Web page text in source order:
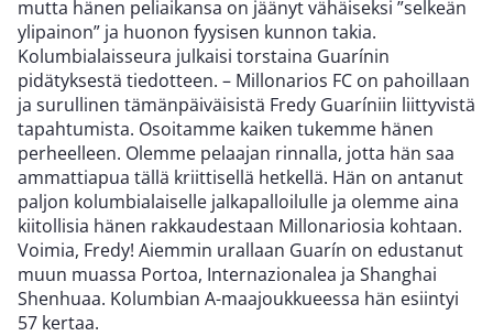
mutta hänen peliaikansa on jäänyt vähäiseksi ”selkeän
ylipainon” ja huonon fyysisen kunnon takia.
Kolumbialaisseura julkaisi torstaina Guarínin
pidätyksestä tiedotteen. – Millonarios FC on pahoillaan
ja surullinen tämänpäiväisistä Fredy Guaríniin liittyvistä
tapahtumista. Osoitamme kaiken tukemme hänen
perheelleen. Olemme pelaajan rinnalla, jotta hän saa
ammattiapua tällä kriittisellä hetkellä. Hän on antanut
paljon kolumbialaiselle jalkapalloilulle ja olemme aina
kiitollisia hänen rakkaudestaan Millonariosia kohtaan.
Voimia, Fredy! Aiemmin urallaan Guarín on edustanut
muun muassa Portoa, Internazionalea ja Shanghai
Shenhuaa. Kolumbian A-maajoukkueessa hän esiintyi
57 kertaa.